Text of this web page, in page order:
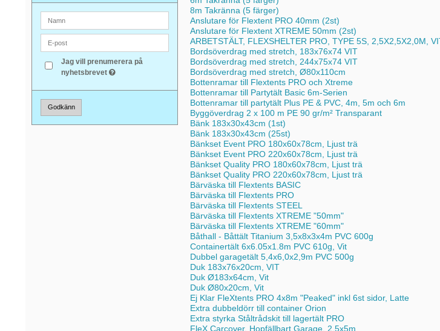
Jag vill prenumerera på
nyhetsbrevet
Godkänn
8m Takränna (5 färger)
Anslutare för Flextent PRO 40mm (2st)
Anslutare för Flextent XTREME 50mm (2st)
ARBETSTÄLT, FLEXSHELTER PRO, TYPE 5S, 2,5X2,5X2,0M,
Bordsöverdrag med stretch, 183x76x74 VIT
Bordsöverdrag med stretch, 244x75x74 VIT
Bordsöverdrag med stretch, Ø80x110cm
Bottenramar till Flextents PRO och Xtreme
Bottenramar till Partytält Basic 6m-Serien
Bottenramar till partytält Plus PE & PVC, 4m, 5m och 6m
Byggöverdrag 2 x 100 m PE 90 gr/m² Transparant
Bänk 183x30x43cm (1st)
Bänk 183x30x43cm (25st)
Bänkset Event PRO 180x60x78cm, Ljust trä
Bänkset Event PRO 220x60x78cm, Ljust trä
Bänkset Quality PRO 180x60x78cm, Ljust trä
Bänkset Quality PRO 220x60x78cm, Ljust trä
Bärväska till Flextents BASIC
Bärväska till Flextents PRO
Bärväska till Flextents STEEL
Bärväska till Flextents XTREME "50mm"
Bärväska till Flextents XTREME "60mm"
Båthall - Båttält Titanium 3,5x8x3x4m PVC 600g
Containertält 6x6.05x1.8m PVC 610g, Vit
Dubbel garagetält 5,4x6,0x2,9m PVC 500g
Duk 183x76x20cm, VIT
Duk Ø183x64cm, Vit
Duk Ø80x20cm, Vit
Ej Klar FleXtents PRO 4x8m "Peaked" inkl 6st sidor, Latte
Extra dubbeldörr till container Orion
Extra styrka Ståltrådskit till lagertält PRO
FleX Carcover, Hopfällbart Garage, 2,5x5m